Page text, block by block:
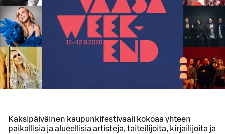
Kaksipäiväinen kaupunkifestivaali kokoaa yhteen
paikallisia ja alueellisia artisteja, taiteilijoita, kirjailijoita ja